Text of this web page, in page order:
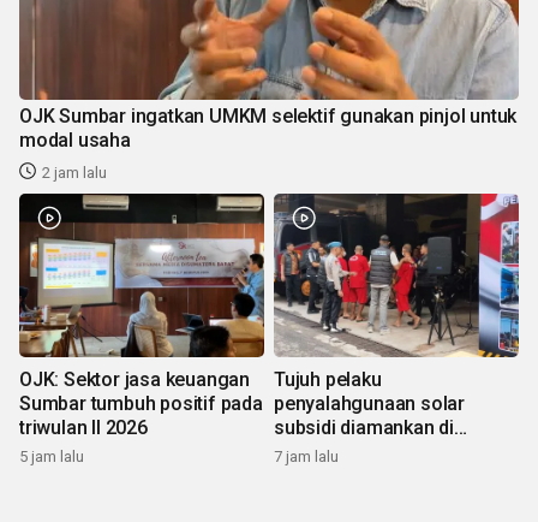
OJK Sumbar ingatkan UMKM selektif gunakan pinjol untuk
modal usaha
2 jam lalu
OJK: Sektor jasa keuangan
Sumbar tumbuh positif pada
triwulan II 2026
5 jam lalu
Tujuh pelaku
penyalahgunaan solar
subsidi diamankan di
Sumbar
7 jam lalu